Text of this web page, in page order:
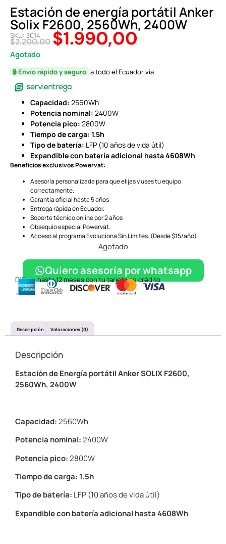
Estación de energía portátil Anker
Solix F2600, 2560Wh, 2400W
SKU: 3014
$2.200,00 $1.990,00
Agotado
🔒 Envío rápido y seguro a todo el Ecuador via
Capacidad: 2560Wh
Potencia nominal: 2400W
Potencia pico: 2800W
Tiempo de carga: 1.5h
Tipo de batería: LFP (10 años de vida útil)
Expandible con batería adicional hasta 4608Wh
Beneficios exclusivos Powervat:
Asesoría personalizada para que elijas y uses tu equipo
correctamente.
Garantía oficial hasta 5 años
Entrega rápida en Ecuador.
Soporte técnico online por 2 años
Obsequio especial Powervat.
Acceso al programa Evoluciona Sin Límites. (Desde $15/año)
Agotado
Quiero asesoría por whatsapp
Difiere hasta 12 meses con tu tarjeta de crédito
Descripción Valoraciones (0)
Descripción
Estación de Energía portátil Anker SOLIX F2600,
2560Wh, 2400W
Capacidad:2560Wh
Potencia nominal:2400W
Potencia pico:2800W
Tiempo de carga: 1.5h
Tipo de batería: LFP (10 años de vida útil)
Expandible con batería adicional hasta 4608Wh